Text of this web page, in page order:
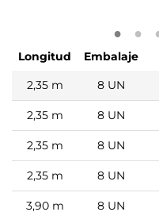
Longitud Embalaje
2,35 m
8 UN
2,35 m 8 UN
2,35 m 8 UN
2,35 m 8 UN
3,90 m 8 UN